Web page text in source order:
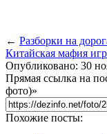
← Разборки на
Китайская мафия
Опубликовано: 30
Прямая ссылка на
фото)»
Похожие посты: